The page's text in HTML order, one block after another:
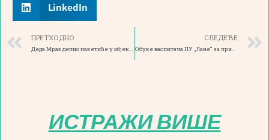
LinkedIn
ПРЕТХОДНО
Деда Мраз делио пакетиће у објекту „Сунце“
СЛЕДЕЋЕ
Обуке васпитача ПУ „Лане“ за примену нових Основа програма предшколског васпитањa и образовања – Године узлета
ИСТРАЖИ ВИШЕ